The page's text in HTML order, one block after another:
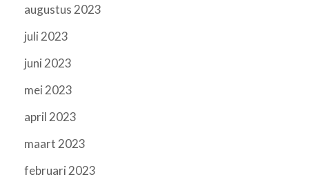
augustus 2023
juli 2023
juni 2023
mei 2023
april 2023
maart 2023
februari 2023